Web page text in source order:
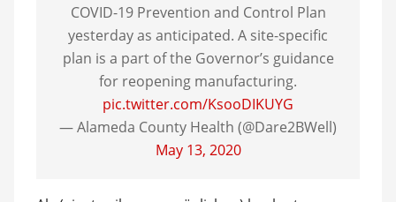
COVID-19 Prevention and Control Plan
yesterday as anticipated. A site-specific
plan is a part of the Governor’s guidance
for reopening manufacturing.
pic.twitter.com/KsooDIKUYG
— Alameda County Health (@Dare2BWell)
May 13, 2020